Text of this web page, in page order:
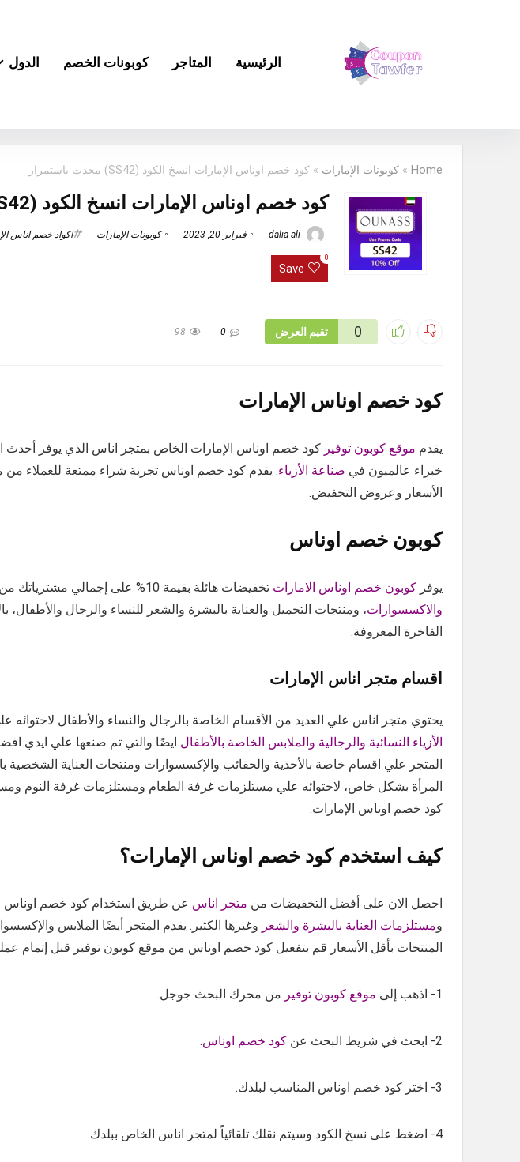
الرئيسية المتاجر كوبونات الخصم الدول
Home
» كوبونات الإمارات » كود خصم اوناس الإمارات انسخ الكود (SS42) محدث باستمرار
كود خصم اوناس الإمارات انسخ الكود (SS42) محدث باستمرار
فبراير 20, 2023 كوبونات الإمارات اكواد خصم اناس
Save
0
تقيم العرض 0
0
98
كود خصم اوناس الإمارات
يقدم موقع كوبون توفير كود خصم اوناس الإمارات الخاص بمتجر اناس الذي يوفر أحدث
خبراء عالميون في صناعة الأزياء. يقدم كود خصم اوناس تجربة شراء ممتعة للعملاء من
الأسعار وعروض التخفيض.
كوبون خصم اوناس
يوفر كوبون خصم اوناس الامارات تخفيضات هائلة بقيمة 10% على إجمالي مشترياتك من
والاكسسوارات، ومنتجات التجميل والعناية بالبشرة والشعر للنساء والرجال والأطفال،
الفاخرة المعروفة.
اقسام متجر اناس الإمارات
يحتوي متجر اناس علي العديد من الأقسام الخاصة بالرجال والنساء والأطفال
الأزياء النسائية والرجالية والملابس الخاصة بالأطفال ايضًا والتي تم صنعها علي ايدي
المتجر علي اقسام خاصة بالأحذية والحقائب والإكسسوارات ومنتجات العناية
المرأة بشكل خاص، لاحتوائه علي مستلزمات غرفة الطعام ومستلزمات غرفة النوم
كود خصم اوناس الإمارات.
كيف استخدم كود خصم اوناس الإمارات؟
احصل الان على أفضل التخفيضات من متجر اناس عن طريق استخدام كود خصم اوناس
ومستلزمات العناية بالبشرة والشعر وغيرها الكثير. يقدم المتجر أيضًا الملابس
المنتجات بأقل الأسعار قم بتفعيل كود خصم اوناس من موقع كوبون توفير قبل إتمام
1- اذهب إلى موقع كوبون توفير من محرك البحث جوجل.
2- ابحث في شريط البحث عن كود خصم اوناس.
3- اختر كود خصم اوناس المناسب لبلدك.
4- اضغط على نسخ الكود وسيتم نقلك تلقائياً لمتجر اناس الخاص ببلدك.